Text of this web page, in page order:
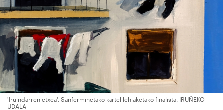
'Iruindarren etxea'. Sanferminetako kartel lehiaketako finalista. IRUÑEKO
UDALA